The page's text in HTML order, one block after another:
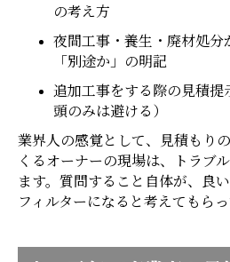
の考え方
夜間工事・養生・廃材処分
「別途か」の明記
追加工事をする際の見積提
頭のみは避ける）
業界人の感覚として、見積もり
くるオーナーの現場は、トラブ
ます。質問すること自体が、良
フィルターになると考えてもらっ